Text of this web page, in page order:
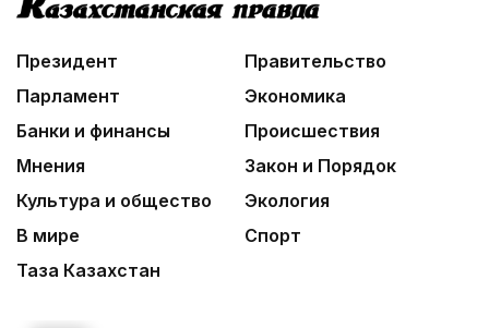
Президент
Правительство
Парламент
Экономика
Банки и финансы
Происшествия
Мнения
Закон и Порядок
Культура и общество
Экология
В мире
Спорт
Таза Казахстан